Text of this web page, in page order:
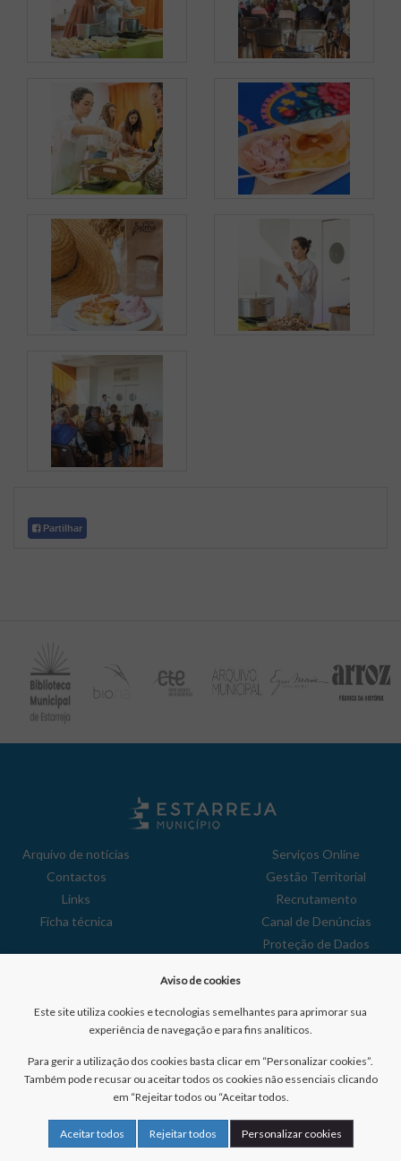
Partilhar
Arquivo de notícias
Contactos
Links
Ficha técnica
Serviços Online
Gestão Territorial
Recrutamento
Canal de Denúncias
Proteção de Dados
Reclamações
41022435
Aviso de cookies
Este site utiliza cookies e tecnologias semelhantes para aprimorar sua
experiência de navegação e para fins analíticos.
Para gerir a utilização dos cookies basta clicar em “Personalizar cookies”.
Também pode recusar ou aceitar todos os cookies não essenciais clicando
em “Rejeitar todos ou “Aceitar todos.
Aceitar todos Rejeitar todos Personalizar cookies